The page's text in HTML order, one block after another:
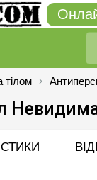
тілом